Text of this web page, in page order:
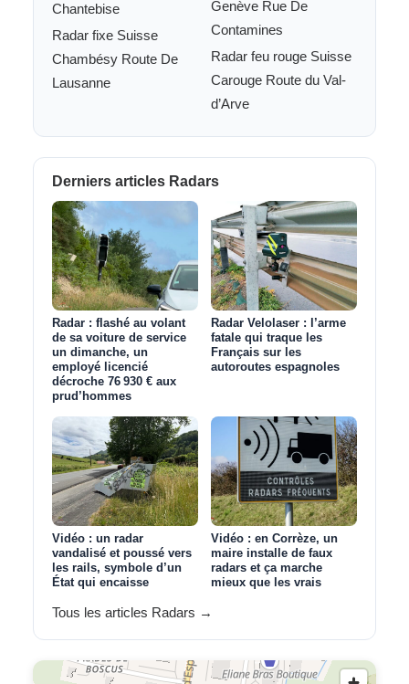
Chantebise
Radar fixe Suisse
Chambésy Route De
Lausanne
Genève Rue De
Contamines
Radar feu rouge Suisse
Carouge Route du Val-
d’Arve
Derniers articles Radars
Radar : flashé au volant
de sa voiture de service
un dimanche, un
employé licencié
décroche 76 930 € aux
prud’hommes
Radar Velolaser : l’arme
fatale qui traque les
Français sur les
autoroutes espagnoles
Vidéo : un radar
vandalisé et poussé vers
les rails, symbole d’un
État qui encaisse
Vidéo : en Corrèze, un
maire installe de faux
radars et ça marche
mieux que les vrais
Tous les articles Radars →